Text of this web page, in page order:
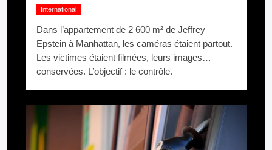
International
Dans l’appartement de 2 600 m² de Jeffrey
Epstein à Manhattan, les caméras étaient partout.
Les victimes étaient filmées, leurs images
conservées. L’objectif : le contrôle.